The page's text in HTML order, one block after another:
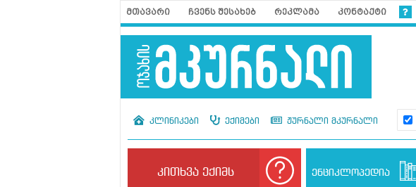
მთავარი ჩვენს შესახებ რეკლამა კონტაქტი
კლინიკები ექიმები ჟურნალი მკურნალი
კითხვა ექიმს ენციკლოპედია